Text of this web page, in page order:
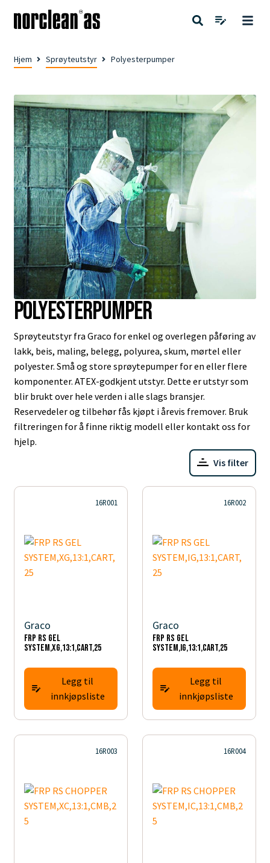
Hjem Sprøyteutstyr Polyesterpumper
Polyesterpumper
Sprøyteutstyr fra Graco for enkel og overlegen påføring av
lakk, beis, maling, belegg, polyurea, skum, mørtel eller
polyester. Små og store sprøytepumper for en eller flere
komponenter. ATEX-godkjent utstyr. Dette er utstyr som
blir brukt over hele verden i alle slags bransjer.
Reservedeler og tilbehør fås kjøpt i årevis fremover. Bruk
filtreringen for å finne riktig modell eller kontakt oss for
hjelp.
Vis filter
16R001
Graco
FRP RS GEL
SYSTEM,XG,13:1,CART,25
Legg til
innkjøpsliste
16R002
Graco
FRP RS GEL
SYSTEM,IG,13:1,CART,25
Legg til
innkjøpsliste
16R003 16R004